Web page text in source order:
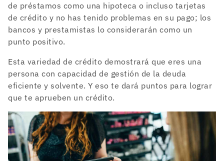
de préstamos como una hipoteca o incluso tarjetas
de crédito y no has tenido problemas en su pago; los
bancos y prestamistas lo considerarán como un
punto positivo.
Esta variedad de crédito demostrará que eres una
persona con capacidad de gestión de la deuda
eficiente y solvente. Y eso te dará puntos para lograr
que te aprueben un crédito.